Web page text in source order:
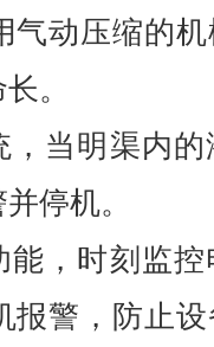
动压缩的
。
，当明渠内
停机。
能，时刻监
报警，防止